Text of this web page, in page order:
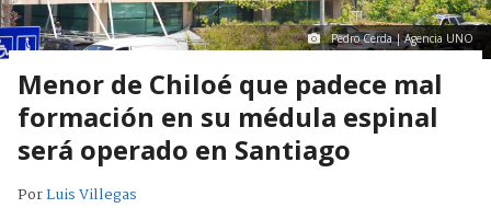
Pedro Cerda | Agencia UNO
Menor de Chiloé que padece mal
formación en su médula espinal
será operado en Santiago
PorLuis Villegas